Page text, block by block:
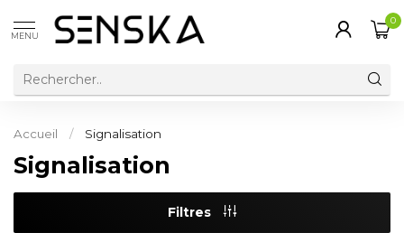
MENU
0
Accueil / Signalisation
Signalisation
Filtres